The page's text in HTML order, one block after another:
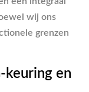
wij ons
grenzen
keuring en